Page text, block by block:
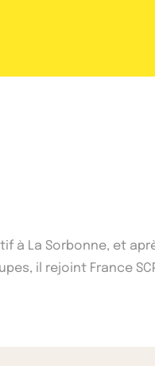
à La Sorbonne, et
il rejoint France